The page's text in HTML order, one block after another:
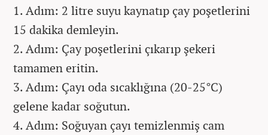
1. Adım: 2 litre suyu kaynatıp çay poşetlerini
15 dakika demleyin.
2. Adım: Çay poşetlerini çıkarıp şekeri
tamamen eritin.
3. Adım: Çayı oda sıcaklığına (20-25°C)
gelene kadar soğutun.
4. Adım: Soğuyan çayı temizlenmiş cam